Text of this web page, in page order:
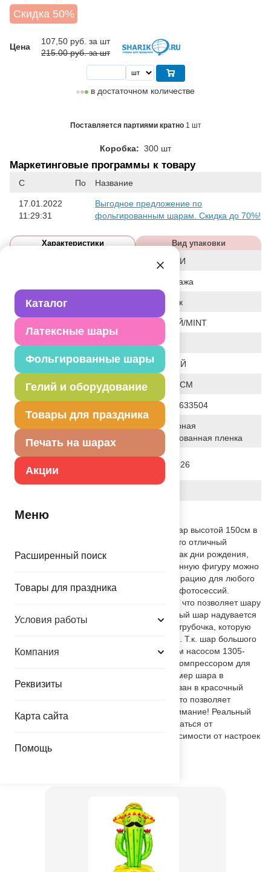
Каталог
Латексные шары
Фольгированные шары
Гелий и оборудование
Товары для праздника
Печать на шарах
Акции
Меню
Расширенный поиск
Товары для праздника
Условия работы
Компания
Реквизиты
Карта сайта
Помощь
Скидка 50%
Цена
107,50 руб. за шт
215.00 руб. за шт
в достаточном количестве
Поставляется партиями кратно 1 шт
Коробка: 300 шт
Маркетинговые программы к товару
С По Название
17.01.2022
11:29:31
Выгодное предложение по
фольгированным шарам. Скидка до 70%!
Характеристики Вид упаковки
ТРОПИКИ
распродажа
Событие Праздник
МЯТНЫЙ/MINT
Размер 59"
Форма ХОДЯЧИЙ
Общие размеры 59"/ 150 СМ
4690390633504
Исходный материал
Полимерная
фольгированная пленка
Дата последнего изменения
элемента
24-06-2026
Описание товара
Большой объемный фольгированный шар высотой 150см в
форме кактуса с розовыми цветками - это отличный
элемент декора для праздников, таких как дни рождения,
вечеринки, девичники, мальчишники. Данную фигуру можно
использовать как самостоятельную декорацию для любого
праздника и как акцентный атрибут для фотосессий.
Выполнен из качественных материалов, что позволяет шару
держать форму несколько недель. Данный шар надувается
ВОЗДУХОМ. В комплекте поставляется трубочка, которую
можно использовать для надува шарика. Т.к. шар большого
размера, лучше воспользоваться ручным насосом 1305-
0250 или 1305-0346 или специальным компрессором для
фольгированных шаров 1305-0233. Размер шара в
ненадутом виде 80(W)x150(H)см. Упакован в красочный
пакет, с цветным изображением шара, что позволяет
выставлять товар в ненадутом виде. Внимание! Реальный
цвет товара может незначительно отличаться от
представленного на фотографии в зависимости от настроек
вашего монитора.